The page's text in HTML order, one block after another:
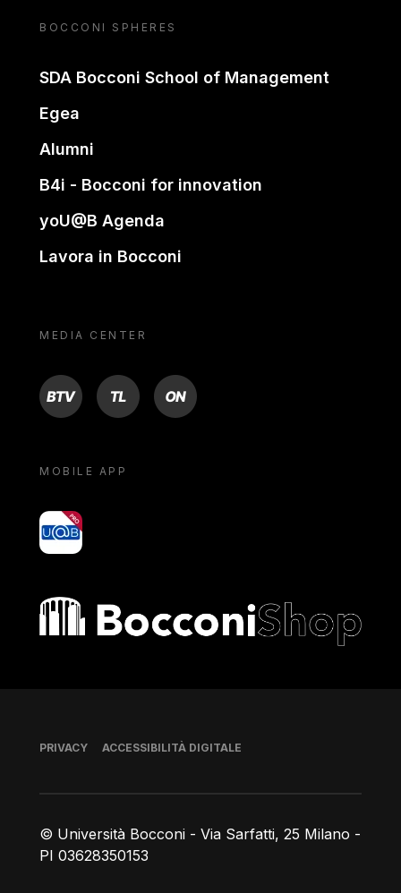
BOCCONI SPHERES
SDA Bocconi School of Management
Egea
Alumni
B4i - Bocconi for innovation
yoU@B Agenda
Lavora in Bocconi
MEDIA CENTER
BTV TL ON
MOBILE APP
yoU@B
Bocconi shop
© Università Bocconi - Via Sarfatti, 25 Milano -
PI 03628350153
Piè di pagina
PRIVACY ACCESSIBILITÀ DIGITALE